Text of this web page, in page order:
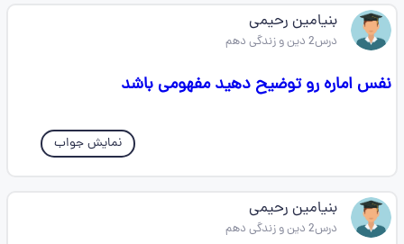
بنیامین رحیمی
درس2 دین و زندگی دهم
نفس اماره رو توضیح دهید مفهومی باشد
نمایش جواب
بنیامین رحیمی
درس2 دین و زندگی دهم